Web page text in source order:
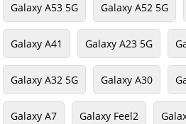
Galaxy A53 5G Galaxy A52 5G
Galaxy A41 Galaxy A23 5G
Galaxy A32 5G Galaxy A30
Galaxy A7 Galaxy Feel2